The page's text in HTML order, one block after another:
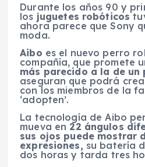
Durante los años 90 y
los juguetes robóticos
ahora parece que Sony
moda.
Aibo es el nuevo perro
compañía, que promete
más parecido a la de un
aseguran que podrá
con los miembros de la
‘adopten’.
La tecnología de Aibo
mueva en 22 ángulos
sus ojos puede mostrar
expresiones, su batería
dos horas y tarda tres